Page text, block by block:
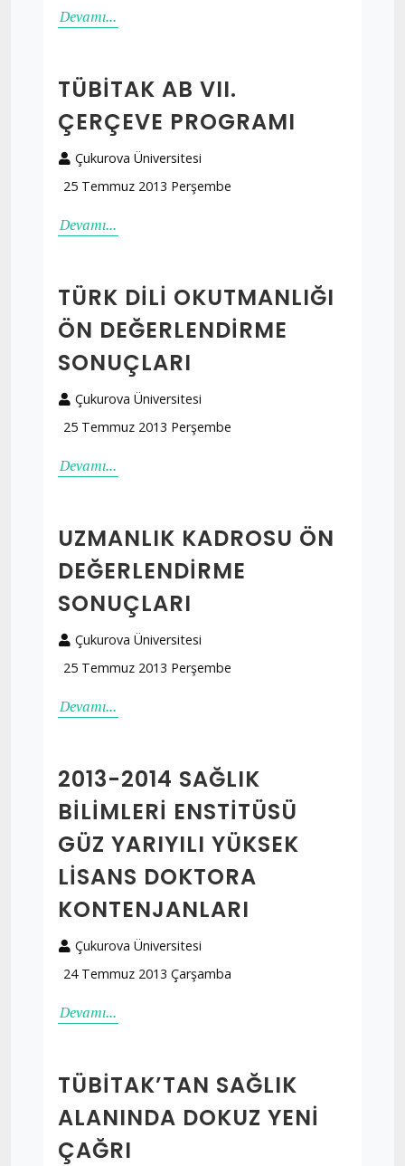
Devamı...
TÜBİTAK AB VII.
ÇERÇEVE PROGRAMI
Çukurova Üniversitesi
25 Temmuz 2013 Perşembe
Devamı...
TÜRK DILI OKUTMANLIĞI
ÖN DEĞERLENDIRME
SONUÇLARI
Çukurova Üniversitesi
25 Temmuz 2013 Perşembe
Devamı...
UZMANLIK KADROSU ÖN
DEĞERLENDIRME
SONUÇLARI
Çukurova Üniversitesi
25 Temmuz 2013 Perşembe
Devamı...
2013-2014 SAĞLIK
BILIMLERI ENSTITÜSÜ
GÜZ YARIYILI YÜKSEK
LISANS DOKTORA
KONTENJANLARI
Çukurova Üniversitesi
24 Temmuz 2013 Çarşamba
Devamı...
TÜBİTAK’TAN SAĞLIK
ALANINDA DOKUZ YENI
ÇAĞRI